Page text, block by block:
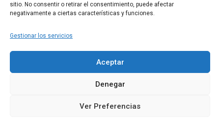
sitio. No consentir o retirar el consentimiento, puede afectar
negativamente a ciertas características y funciones.
Gestionar los servicios
Aceptar
Denegar
Ver Preferencias
+34 91 616 29 99
C/ Papiro, 3-5 Pol. Ind. La Cantueña 28946
Fuenlabrada (Madrid)
Lunes a Viernes - 7:00am a 15:00pm